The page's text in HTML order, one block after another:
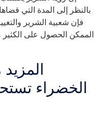
بالنظر إلى المدة التي
فإن شعبية الشرير
الممكن الحصول على الكثير
الخضراء